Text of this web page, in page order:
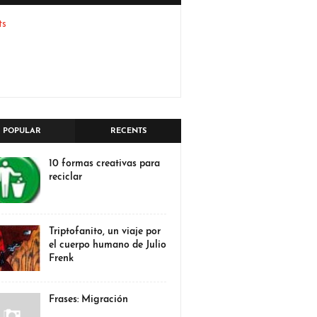
POPULAR RECENTS
10 formas creativas para
reciclar
Triptofanito, un viaje por
el cuerpo humano de Julio
Frenk
Frases: Migración